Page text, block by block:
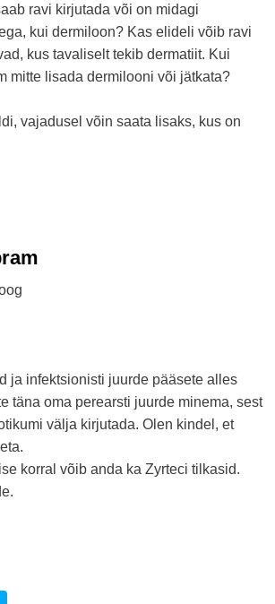
ravi kirjutada või on midagi
kui dermiloon? Kas elideli võib ravi
kus tavaliselt tekib dermatiit. Kui
mitte lisada dermilooni või jätkata?
vajadusel võin saata lisaks, kus on
ja infektsionisti juurde pääsete alles
täna oma perearsti juurde minema, sest
välja kirjutada. Olen kindel, et
korral võib anda ka Zyrteci tilkasid.